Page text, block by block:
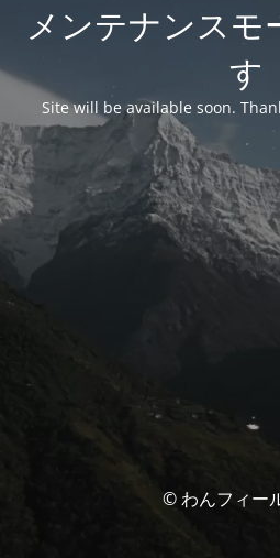
メンテナンスモ
す
Site will be available soon.
© わんフィー